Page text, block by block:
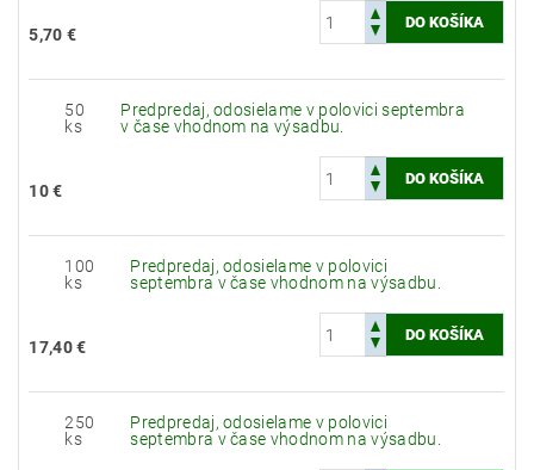
5,70 €
50
ks
Predpredaj, odosielame v polovici septembra
v čase vhodnom na výsadbu.
10 €
100
ks
Predpredaj, odosielame v polovici
septembra v čase vhodnom na výsadbu.
17,40 €
250
ks
Predpredaj, odosielame v polovici
septembra v čase vhodnom na výsadbu.